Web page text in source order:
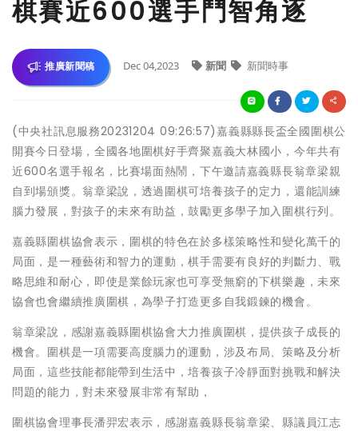
棋賽近600選手鬥智角逐
推廣新聞稿 Dec 04,2023 新聞 新聞時事
(中央社訊息服務20231204 09:26:57)嘉義縣縣長盃全國圍棋公
開賽今日登場，全國各地圍棋好手齊聚嘉義大林國小，今年共有
近600名選手報名，比賽場面熱鬧，下午邀請嘉義縣長翁章梁親
自到場頒獎。翁章梁說，透過圍棋可培養孩子的定力，還能訓練
腦力發展，對孩子的未來有助益，鼓勵更多學子加入圍棋行列。
嘉義縣圍棋協會表示，圍棋的特色在於多樣策略性和變化萬千的
局面，是一種藝術和智力的運動，棋手需要有良好的判斷力、戰
略思維和耐心，即使是業餘玩家也可享受無窮的下棋樂趣，未來
協會也會繼續推廣圍棋，為學子打造更多自我鍛鍊的機會。
翁章梁說，感謝嘉義縣圍棋協會大力推廣圍棋，提供孩子成長的
機會。圍棋是一項需要高度腦力的運動，涉及布局、策略及分析
局面，這些技能都能帶到生活中，培養孩子冷靜面對挑戰和解決
問題的能力，對未來發展非常有幫助，
圍棋協會理事長潘羿宏表示，感謝嘉義縣長翁章梁、縣議員江志